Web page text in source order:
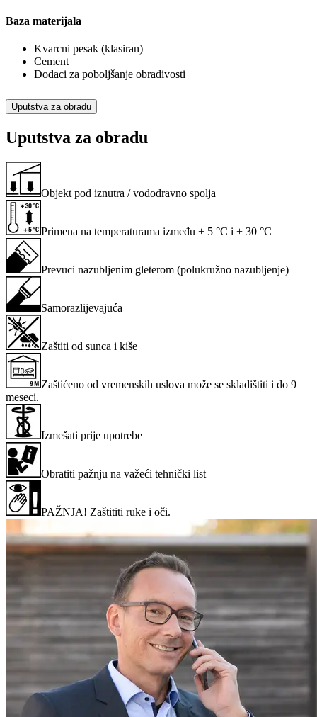
Baza materijala
Kvarcni pesak (klasiran)
Cement
Dodaci za poboljšanje obradivosti
Uputstva za obradu
Uputstva za obradu
Objekt pod iznutra / vododravno spolja
Primena na temperaturama između + 5 °C i + 30 °C
Prevuci nazubljenim gleterom (polukružno nazubljenje)
Samorazlijevajuća
Zaštiti od sunca i kiše
Zaštićeno od vremenskih uslova može se skladištiti i do 9
meseci.
Izmešati prije upotrebe
Obratiti pažnju na važeći tehnički list
PAŽNJA! Zaštititi ruke i oči.